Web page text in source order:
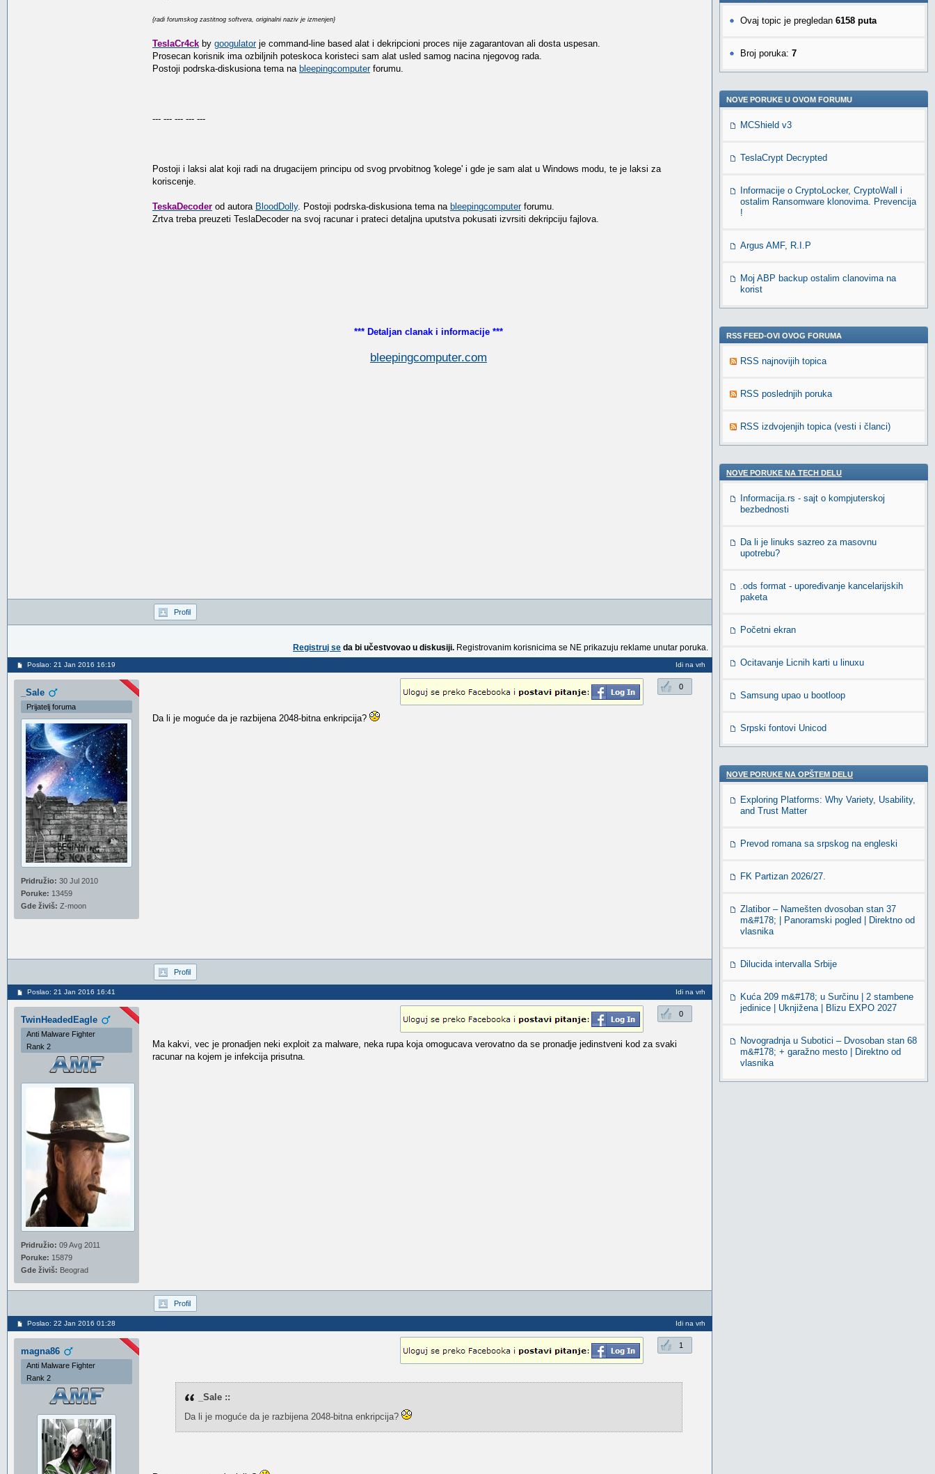
{radi forumskog zastitnog softvera, originalni naziv je izmenjen}
TeslaCr4ck by googulatorje command-line based alat i dekripcioni proces nije zagarantovan ali dosta uspesan.
Prosecan korisnik ima ozbiljnih poteskoca koristeci sam alat usled samog nacina njegovog rada.
Postoji podrska-diskusiona tema na bleepingcomputerforumu.
--- --- --- --- ---
Postoji i laksi alat koji radi na drugacijem principu od svog prvobitnog 'kolege' i gde je sam alat u Windows modu, te je laksi za
koriscenje.
TeskaDecoder od autora BloodDolly. Postoji podrska-diskusiona tema na bleepingcomputerforumu.
Zrtva treba preuzeti TeslaDecoder na svoj racunar i prateci detaljna uputstva pokusati izvrsiti dekripciju fajlova.
*** Detaljan clanak i informacije ***
bleepingcomputer.com
Profil
Registruj se da bi učestvovao u diskusiji. Registrovanim korisnicima se NE prikazuju reklame unutar poruka.
Poslao: 21 Jan 2016 16:19 Idi na vrh
_Sale
Prijatelj foruma
Pridružio: 30 Jul 2010
Poruke: 13459
Gde živiš: Z-moon
0
Da li je moguće da je razbijena 2048-bitna enkripcija?
Profil
Poslao: 21 Jan 2016 16:41 Idi na vrh
TwinHeadedEagle
Anti Malware Fighter
Rank 2
Pridružio: 09 Avg 2011
Poruke: 15879
Gde živiš: Beograd
0
Ma kakvi, vec je pronadjen neki exploit za malware, neka rupa koja omogucava verovatno da se pronadje jedinstveni kod za svaki
racunar na kojem je infekcija prisutna.
Profil
Poslao: 22 Jan 2016 01:28 Idi na vrh
magna86
Anti Malware Fighter
Rank 2
1
_Sale ::
Da li je moguće da je razbijena 2048-bitna enkripcija?
Ovaj topic je pregledan 6158 puta
Broj poruka: 7
NOVE PORUKE U OVOM FORUMU
MCShield v3
TeslaCrypt Decrypted
Informacije o CryptoLocker, CryptoWall i
ostalim Ransomware klonovima. Prevencija
!
Argus AMF, R.I.P
Moj ABP backup ostalim clanovima na
korist
RSS FEED-OVI OVOG FORUMA
RSS najnovijih topica
RSS poslednjih poruka
RSS izdvojenjih topica (vesti i članci)
NOVE PORUKE NA TECH DELU
Informacija.rs - sajt o kompjuterskoj
bezbednosti
Da li je linuks sazreo za masovnu
upotrebu?
.ods format - upoređivanje kancelarijskih
paketa
Početni ekran
Ocitavanje Licnih karti u linuxu
Samsung upao u bootloop
Srpski fontovi Unicod
NOVE PORUKE NA OPŠTEM DELU
Exploring Platforms: Why Variety, Usability,
and Trust Matter
Prevod romana sa srpskog na engleski
FK Partizan 2026/27.
Zlatibor – Namešten dvosoban stan 37
m&#178; | Panoramski pogled | Direktno od
vlasnika
Dilucida intervalla Srbije
Kuća 209 m&#178; u Surčinu | 2 stambene
jedinice | Uknjižena | Blizu EXPO 2027
Novogradnja u Subotici – Dvosoban stan 68
m&#178; + garažno mesto | Direktno od
vlasnika